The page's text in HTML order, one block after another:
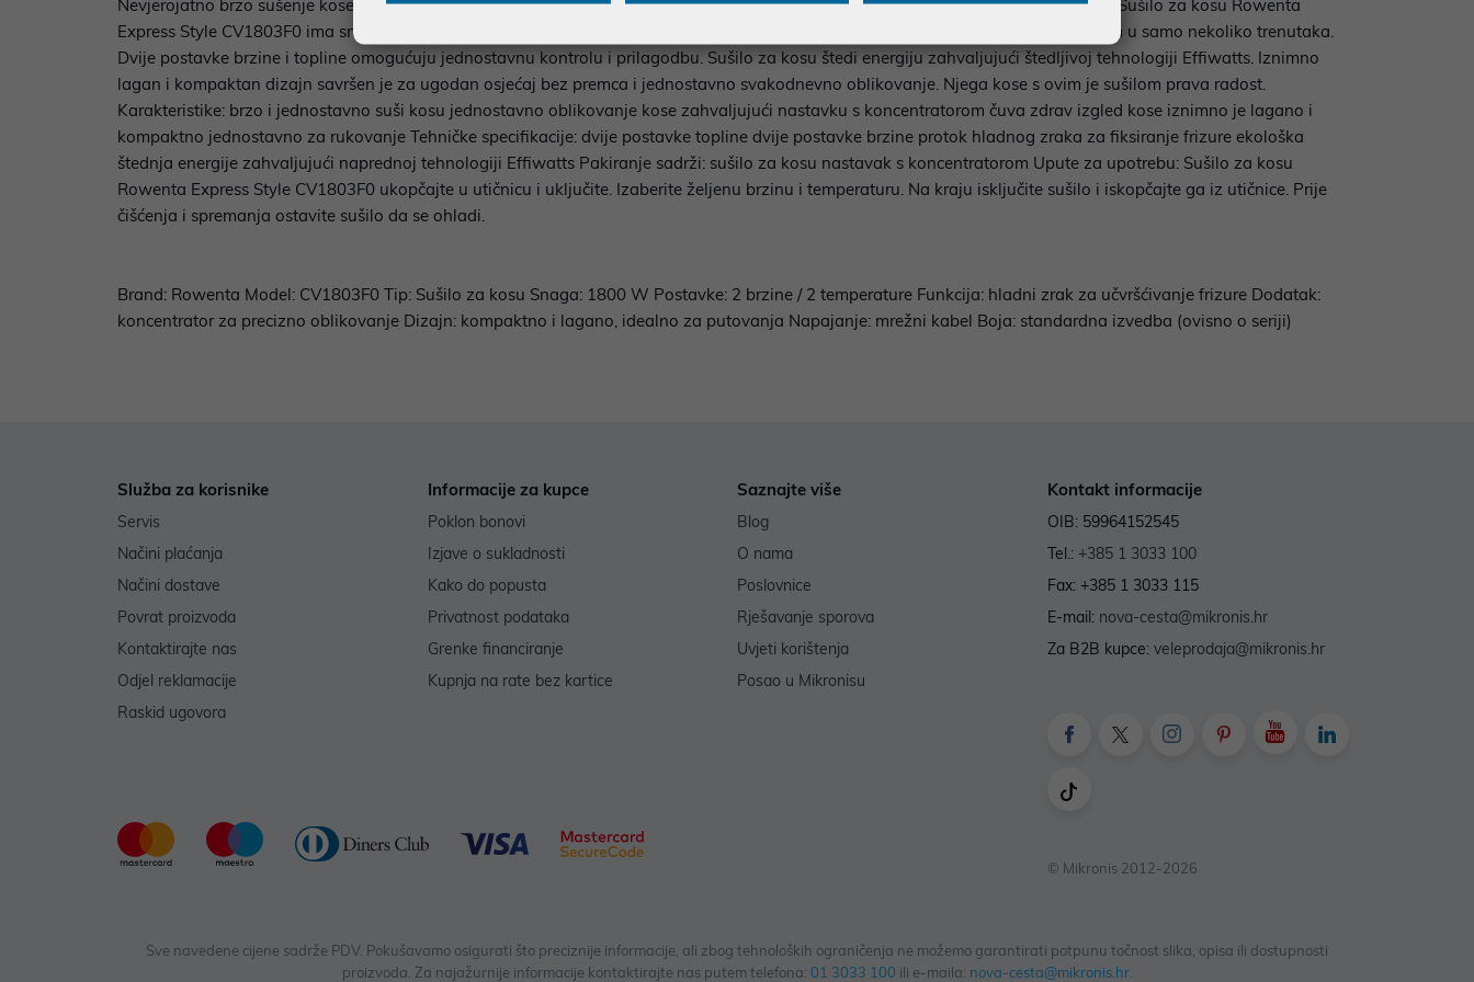
Nevjerojatno brzo sušenje kose Maštate o prekrasnoj frizuri, ali nemate mnogo vremena ili vam se ne da trošiti vrijeme u kupaonici? Sušilo za kosu Rowenta
Express Style CV1803F0 ima snažan protok zraka za brzo sušenje, tako da možete zakoračiti u svakodnevicu sa savršenom frizurom u samo nekoliko trenutaka.
Dvije postavke brzine i topline omogućuju jednostavnu kontrolu i prilagodbu. Sušilo za kosu štedi energiju zahvaljujući štedljivoj tehnologiji Effiwatts. Iznimno
lagan i kompaktan dizajn savršen je za ugodan osjećaj bez premca i jednostavno svakodnevno oblikovanje. Njega kose s ovim je sušilom prava radost.
Karakteristike: brzo i jednostavno suši kosu jednostavno oblikovanje kose zahvaljujući nastavku s koncentratorom čuva zdrav izgled kose iznimno je lagano i
kompaktno jednostavno za rukovanje Tehničke specifikacije: dvije postavke topline dvije postavke brzine protok hladnog zraka za fiksiranje frizure ekološka
štednja energije zahvaljujući naprednoj tehnologiji Effiwatts Pakiranje sadrži: sušilo za kosu nastavak s koncentratorom Upute za upotrebu: Sušilo za kosu
Rowenta Express Style CV1803F0 ukopčajte u utičnicu i uključite. Izaberite željenu brzinu i temperaturu. Na kraju isključite sušilo i iskopčajte ga iz utičnice. Prije
čišćenja i spremanja ostavite sušilo da se ohladi.
Brand: Rowenta Model: CV1803F0 Tip: Sušilo za kosu Snaga: 1800 W Postavke: 2 brzine / 2 temperature Funkcija: hladni zrak za učvršćivanje frizure Dodatak:
koncentrator za precizno oblikovanje Dizajn: kompaktno i lagano, idealno za putovanja Napajanje: mrežni kabel Boja: standardna izvedba (ovisno o seriji)
Služba za korisnike
Servis
Načini plaćanja
Načini dostave
Povrat proizvoda
Kontaktirajte nas
Odjel reklamacije
Raskid ugovora
Informacije za kupce
Poklon bonovi
Izjave o sukladnosti
Kako do popusta
Privatnost podataka
Grenke financiranje
Kupnja na rate bez kartice
Saznajte više
Blog
O nama
Poslovnice
Rješavanje sporova
Uvjeti korištenja
Posao u Mikronisu
Kontakt informacije
OIB: 59964152545
Tel.: +385 1 3033 100
Fax: +385 1 3033 115
E-mail: nova-cesta@mikronis.hr
Za B2B kupce: veleprodaja@mikronis.hr
© Mikronis 2012-2026
Sve navedene cijene sadrže PDV. Pokušavamo osigurati što preciznije informacije, ali zbog tehnoloških ograničenja ne možemo garantirati potpunu točnost slika, opisa ili dostupnosti
proizvoda. Za najažurnije informacije kontaktirajte nas putem telefona: 01 3033 100 ili e-maila: nova-cesta@mikronis.hr.